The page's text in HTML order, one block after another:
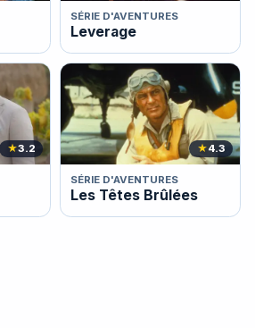
SÉRIE D'AVENTURES
Leverage
★3.2 ★4.3
SÉRIE D'AVENTURES
Les Têtes Brûlées